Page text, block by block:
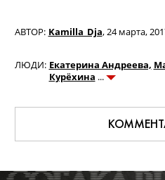
АВТОР: Kamilla_Dja,24 марта,
ЛЮДИ: Екатерина Андреева,
Курёхина